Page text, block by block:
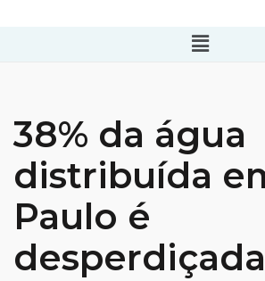
38% da água
distribuída
Paulo é
desperdiçada